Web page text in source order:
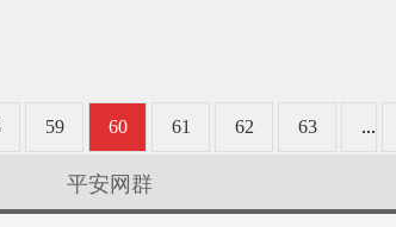
59 60 61 62 63 ...
平安网群